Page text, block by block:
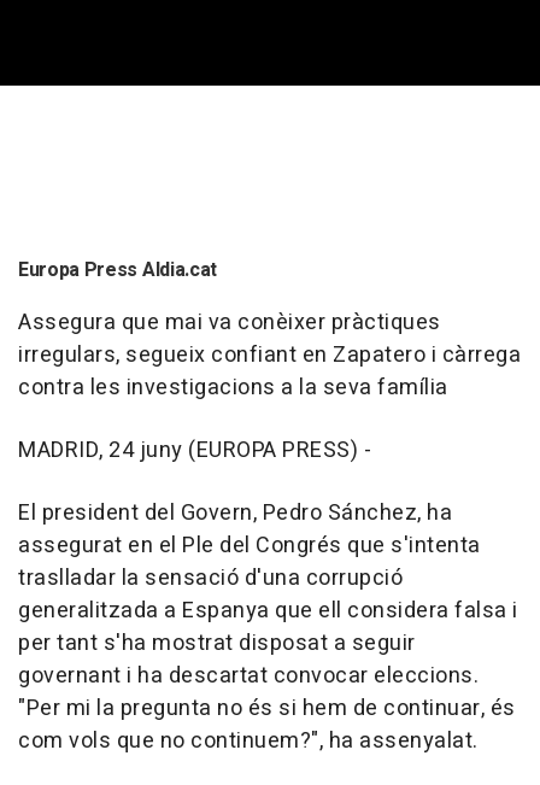
Europa Press Aldia.cat
Assegura que mai va conèixer pràctiques
irregulars, segueix confiant en Zapatero i càrrega
contra les investigacions a la seva família
MADRID, 24 juny (EUROPA PRESS) -
El president del Govern, Pedro Sánchez, ha
assegurat en el Ple del Congrés que s'intenta
traslladar la sensació d'una corrupció
generalitzada a Espanya que ell considera falsa i
per tant s'ha mostrat disposat a seguir
governant i ha descartat convocar eleccions.
"Per mi la pregunta no és si hem de continuar, és
com vols que no continuem?", ha assenyalat.